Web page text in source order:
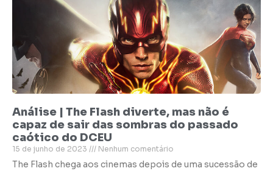
Análise | The Flash diverte, mas não é
capaz de sair das sombras do passado
caótico do DCEU
15 de junho de 2023 Nenhum comentário
The Flash chega aos cinemas depois de uma sucessão de